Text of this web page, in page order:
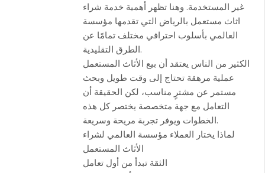
غير المستخدمة. وهنا تظهر أهمية خدمة شراء
اثاث مستعمل بالرياض التي تقدمها مؤسسة
العالمي بأسلوب احترافي مختلف تمامًا عن
الطرق التقليدية.
الكثير من الناس يعتقد أن بيع الأثاث المستعمل
عملية مرهقة تحتاج إلى وقت طويل وبحث
مستمر عن مشترٍ مناسب، لكن الحقيقة أن
التعامل مع جهة متخصصة يختصر كل هذه
الخطوات ويوفر تجربة مريحة وسريعة.
لماذا يختار العملاء مؤسسة العالمي لشراء
الأثاث المستعمل
الثقة تبدأ من أول تعامل